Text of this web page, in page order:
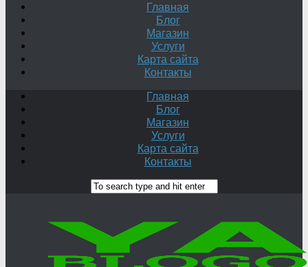
Главная
Блог
Магазин
Услуги
Карта сайта
Контакты
Главная
Блог
Магазин
Услуги
Карта сайта
Контакты